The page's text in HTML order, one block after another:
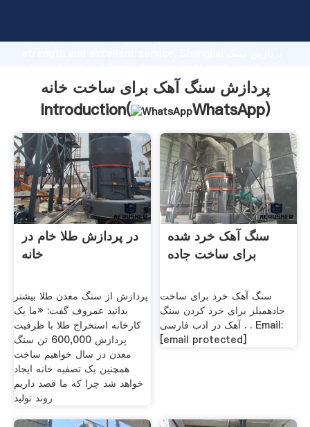
strong production capability, advanced research
bring values to all of customers.
پردازش سنگ آهک برای ساخت خانه
Introduction(
WhatsApp)
در پردازش طلا خام در
خانه
پردازش از سنگ معدن طلا بیشتر
بدانید عمروف گفت: «ما یک
کارخانه استخراج طلا با ظرفیت
پردازش 600,000 تن سنگ
معدن در سال خواهیم ساخت
همچنین یک تصفیه خانه ایجاد
خواهد شد چرا که ما قصد داریم
روند تولید
سنگ آهک خرد شده
برای ساخت جاده
سنگ آهک خرد برای ساخت
جادهمیلز برای خرد کردن سنگ
آهک در ادب فارسی . . Email:
[email protected]